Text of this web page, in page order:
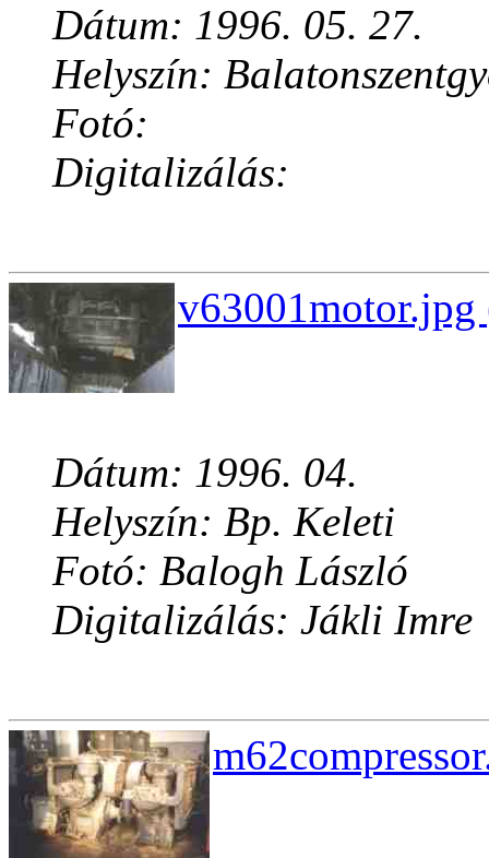
Dátum: 1996. 05. 27.
Helyszín:
Fotó:
Digitalizálás:
v63001motor.jpg
Dátum: 1996. 04.
Helyszín: Bp. Keleti
Fotó: Balogh László
Digitalizálás: Jákli Imre